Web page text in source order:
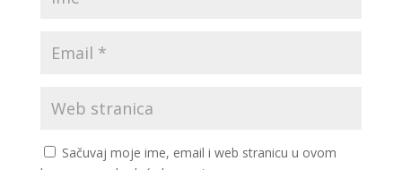
Sačuvaj moje ime, email i web stranicu u ovom